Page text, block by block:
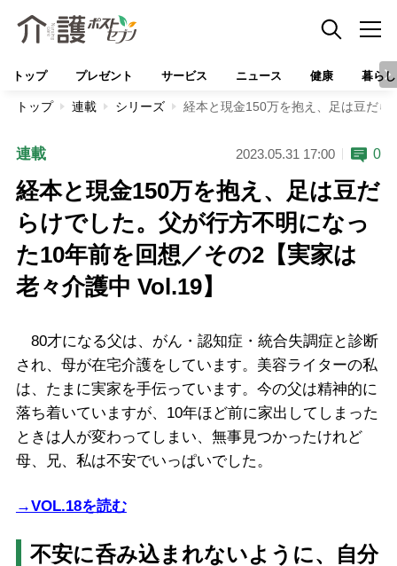
トップ プレゼント サービス ニュース 健康 暮らし
トップ 連載 シリーズ 経本と現金150万を抱え、足は豆だ
連載 2023.05.31 17:00 0
経本と現金150万を抱え、足は豆だ
らけでした。父が行方不明になっ
た10年前を回想／その2【実家は
老々介護中 Vol.19】
80才になる父は、がん・認知症・統合失調症と診断
され、母が在宅介護をしています。美容ライターの私
は、たまに実家を手伝っています。今の父は精神的に
落ち着いていますが、10年ほど前に家出してしまった
ときは人が変わってしまい、無事見つかったけれど
母、兄、私は不安でいっぱいでした。
→VOL.18を読む
不安に呑み込まれないように、自分